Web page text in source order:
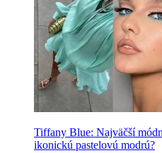
Tiffany Blue: Najväčší
ikonickú pastelovú modrú?